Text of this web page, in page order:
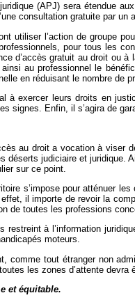
juridique (APJ) sera étendue
consultation gratuite par
utiliser l’action de groupe
pour tous les
d’accès gratuit au droit ou
au professionnel le
en réduisant le nombre de
à exercer leurs droits en
signes. Enfin, il s’agira de
au droit a vocation à
déserts judiciaire et juridique.
sur ce point.
s’impose pour atténuer
il importe de revoir la
de toutes les professions
restreint à l’information
moteurs.
comme tout étranger non
les zones d’attente
et équitable.